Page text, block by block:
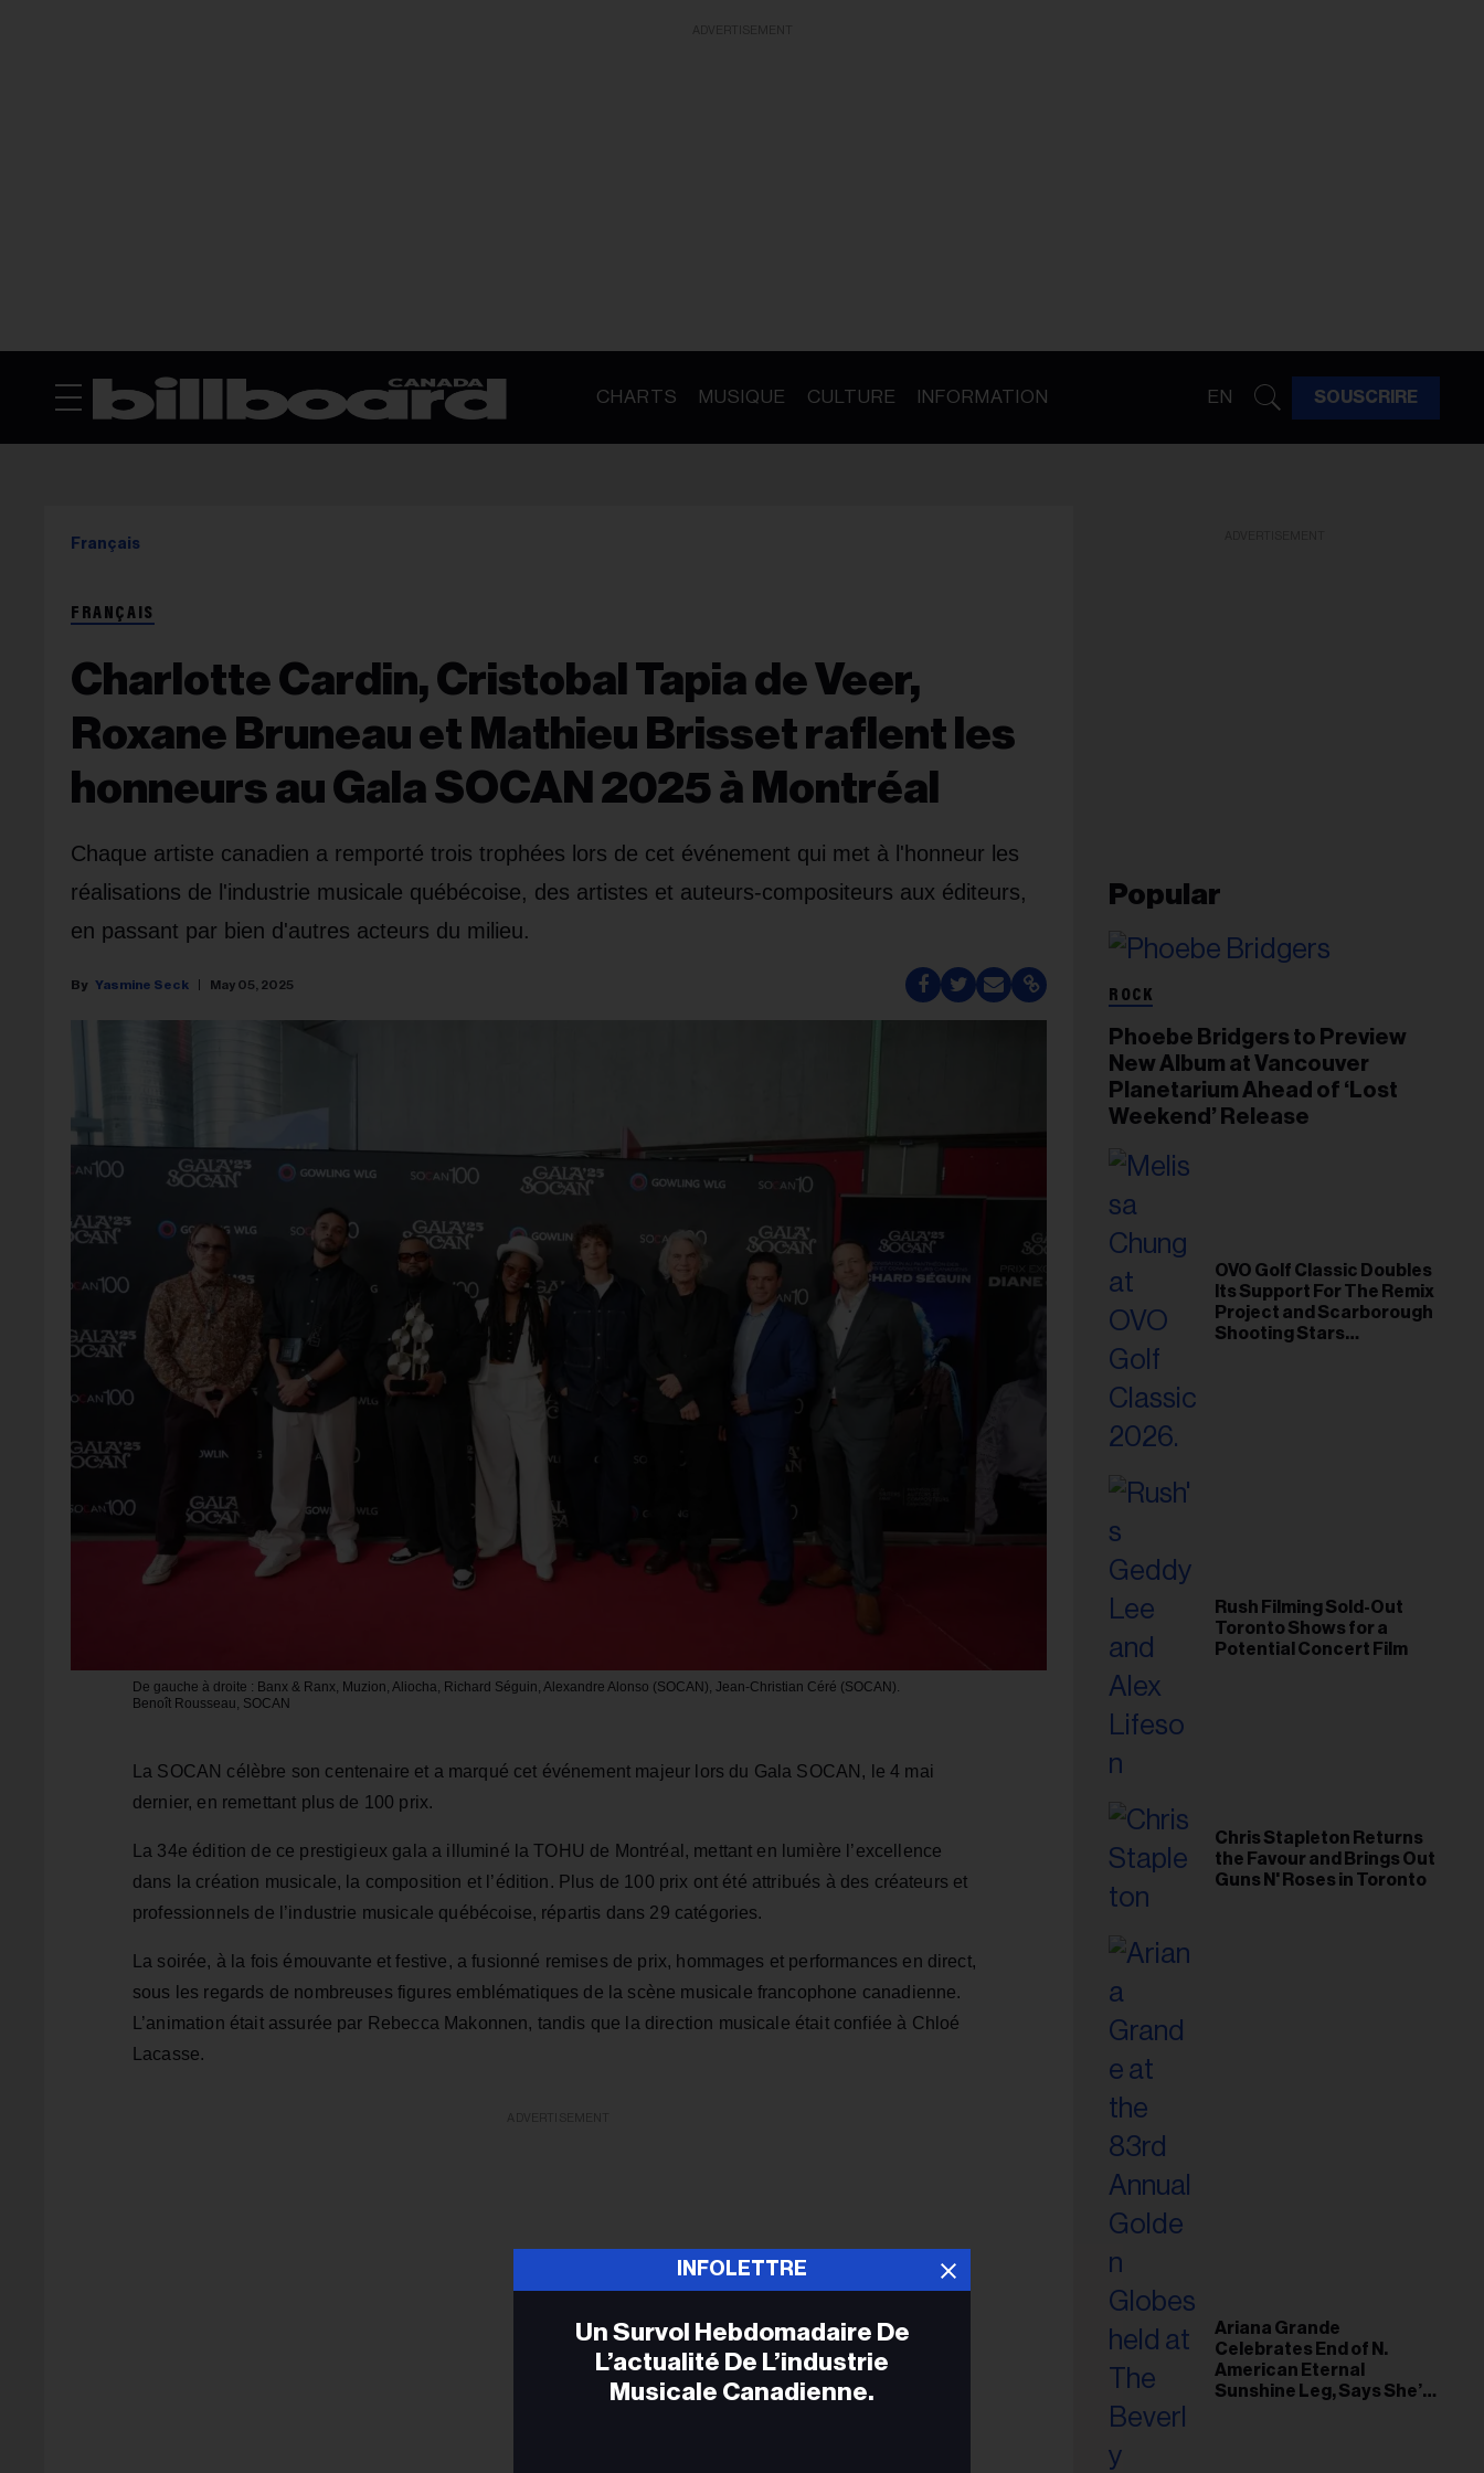
CHARTS MUSIQUE CULTURE INFORMATION EN SOUSCRIRE
Français
FRANÇAIS
Charlotte Cardin, Cristobal Tapia de Veer,
Roxane Bruneau et Mathieu Brisset raflent les
honneurs au Gala SOCAN 2025 à Montréal
Chaque artiste canadien a remporté trois trophées lors de cet événement qui met à l'honneur les
réalisations de l'industrie musicale québécoise, des artistes et auteurs-compositeurs aux éditeurs,
en passant par bien d'autres acteurs du milieu.
Yasmine Seck May 05, 2025
De gauche à droite : Banx & Ranx, Muzion, Aliocha, Richard Séguin, Alexandre Alonso (SOCAN), Jean-Christian Céré (SOCAN).
Benoît Rousseau, SOCAN
La SOCAN célèbre son centenaire et a marqué cet événement majeur lors du Gala SOCAN, le 4 mai
dernier, en remettant plus de 100 prix.
La 34e édition de ce prestigieux gala a illuminé la TOHU de Montréal, mettant en lumière l’excellence
dans la création musicale, la composition et l’édition. Plus de 100 prix ont été attribués à des créateurs et
professionnels de l’industrie musicale québécoise, répartis dans 29 catégories.
La soirée, à la fois émouvante et festive, a fusionné remises de prix, hommages et performances en direct,
sous les regards de nombreuses figures emblématiques de la scène musicale francophone canadienne.
L’animation était assurée par Rebecca Makonnen, tandis que la direction musicale était confiée à Chloé
Lacasse.
Popular
ROCK
Phoebe Bridgers to Preview
New Album at Vancouver
Planetarium Ahead of ‘Lost
Weekend’ Release
OVO Golf Classic Doubles
Its Support For The Remix
Project and Scarborough
Shooting Stars
Rush Filming Sold-Out
Toronto Shows for a
Potential Concert Film
Chris Stapleton Returns
the Favour and Brings Out
Guns N' Roses in Toronto
Ariana Grande
Celebrates End of N.
American Eternal
Sunshine Leg, Says She’s
INFOLETTRE
Un Survol Hebdomadaire De
L’actualité De L’industrie
Musicale Canadienne.